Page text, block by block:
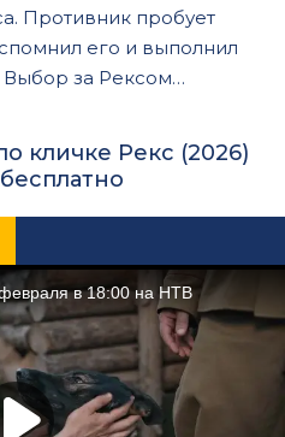
Противник пробует
его и выполнил
Выбор за Рексом…
кличке Рекс (2026)